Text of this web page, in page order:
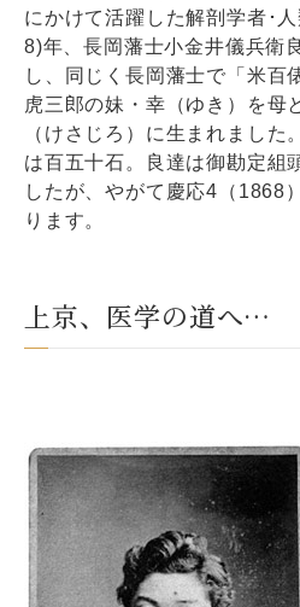
にかけて活躍した解剖学者･
8)年、長岡藩士小金井儀兵衛
し、同じく長岡藩士で「米百
虎三郎の妹・幸（ゆき）を母
（けさじろ）に生まれました
は百五十石。良達は御勘定組
したが、やがて慶応4（1868
ります。
上京、医学の道へ…